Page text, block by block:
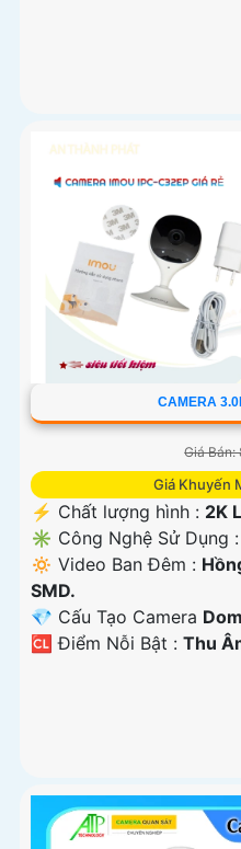
CAMERA
Giá
Giá Khuyến
️⚡ Chất lượng hình : 2K
✳️ Công Nghệ Sử Dụng :
🔅 Video Ban Đêm :
SMD.
💎 Cấu Tạo Camera
️🆑 Điểm Nỗi Bật : Thu